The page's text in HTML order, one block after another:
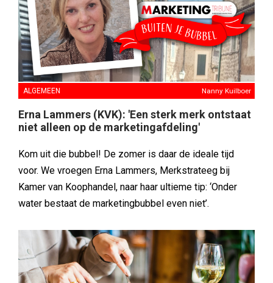
ALGEMEEN Nanny Kuilboer
Erna Lammers (KVK): 'Een sterk merk ontstaat
niet alleen op de marketingafdeling'
Kom uit die bubbel! De zomer is daar de ideale tijd
voor. We vroegen Erna Lammers, Merkstrateeg bij
Kamer van Koophandel, naar haar ultieme tip: ‘Onder
water bestaat de marketingbubbel even niet’.